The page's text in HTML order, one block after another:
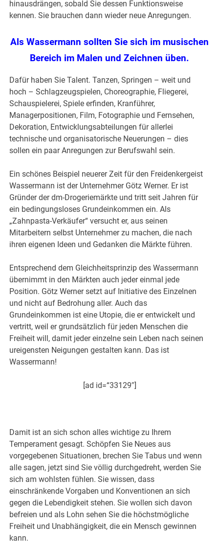
hinausdrängen, sobald Sie dessen Funktionsweise
kennen. Sie brauchen dann wieder neue Anregungen.
Als Wassermann sollten Sie sich im musischen
Bereich im Malen und Zeichnen üben.
Dafür haben Sie Talent. Tanzen, Springen – weit und
hoch – Schlagzeugspielen, Choreographie, Fliegerei,
Schauspielerei, Spiele erfinden, Kranführer,
Managerpositionen, Film, Fotographie und Fernsehen,
Dekoration, Entwicklungsabteilungen für allerlei
technische und organisatorische Neuerungen – dies
sollen ein paar Anregungen zur Berufswahl sein.
Ein schönes Beispiel neuerer Zeit für den Freidenkergeist
Wassermann ist der Unternehmer Götz Werner. Er ist
Gründer der dm-Drogeriemärkte und tritt seit Jahren für
ein bedingungsloses Grundeinkommen ein. Als
„Zahnpasta-Verkäufer“ versucht er, aus seinen
Mitarbeitern selbst Unternehmer zu machen, die nach
ihren eigenen Ideen und Gedanken die Märkte führen.
Entsprechend dem Gleichheitsprinzip des Wassermann
übernimmt in den Märkten auch jeder einmal jede
Position. Götz Werner setzt auf Initiative des Einzelnen
und nicht auf Bedrohung aller. Auch das
Grundeinkommen ist eine Utopie, die er entwickelt und
vertritt, weil er grundsätzlich für jeden Menschen die
Freiheit will, damit jeder einzelne sein Leben nach seinen
ureigensten Neigungen gestalten kann. Das ist
Wassermann!
[ad id=“33129″]
Damit ist an sich schon alles wichtige zu Ihrem
Temperament gesagt. Schöpfen Sie Neues aus
vorgegebenen Situationen, brechen Sie Tabus und wenn
alle sagen, jetzt sind Sie völlig durchgedreht, werden Sie
sich am wohlsten fühlen. Sie wissen, dass
einschränkende Vorgaben und Konventionen an sich
gegen die Lebendigkeit stehen. Sie wollen sich davon
befreien und als Lohn sehen Sie die höchstmögliche
Freiheit und Unabhängigkeit, die ein Mensch gewinnen
kann.